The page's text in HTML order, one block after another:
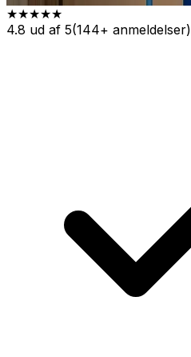
★★★★★
4.8 ud af 5(144+ anmeldelser)